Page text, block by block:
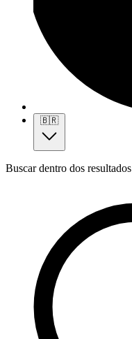
🇧🇷
Buscar dentro dos resultados